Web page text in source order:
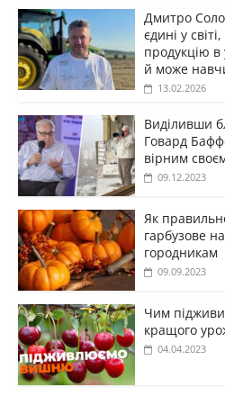
Дмитро
єдині у
продукцію в
й може
13.02.2026
Виділивши
Говард
вірним
09.12.2023
Як
гарбузове
городникам
09.09.2023
Чим
кращого
04.04.2023